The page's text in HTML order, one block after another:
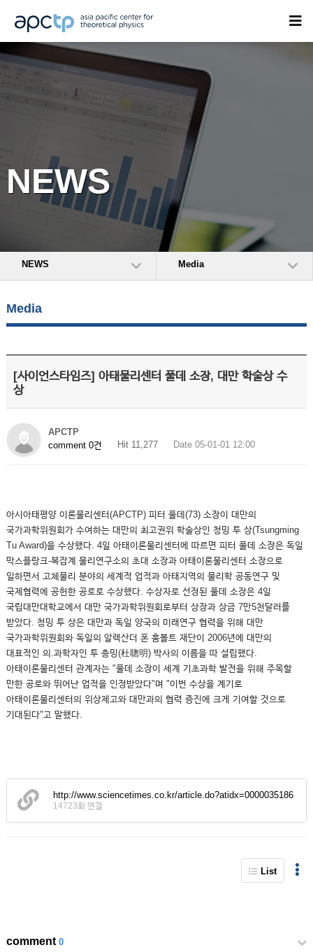
NEWS
NEWS Media
Media
[사이언스타임즈] 아태물리센터 풀데 소장, 대만 학술상 수
상
APCTP
comment 0건
Hit 11,277 Date 05-01-01 12:00
아시아태평양 이론물리센터(APCTP) 피터 풀데(73) 소장이 대만의
국가과학위원회가 수여하는 대만의 최고권위 학술상인 청밍 투 상(Tsungming
Tu Award)을 수상했다. 4일 아태이론물리센터에 따르면 피터 풀데 소장은 독일
막스플랑크-복잡계 물리연구소의 초대 소장과 아태이론물리센터 소장으로
일하면서 고체물리 분야의 세계적 업적과 아태지역의 물리학 공동연구 및
국제협력에 공헌한 공로로 수상했다. 수상자로 선정된 풀데 소장은 4일
국립대만대학교에서 대만 국가과학위원회로부터 상장과 상금 7만5천달러를
받았다. 청밍 투 상은 대만과 독일 양국의 미래연구 협력을 위해 대만
국가과학위원회와 독일의 알렉산더 폰 훔볼트 재단이 2006년에 대만의
대표적인 의.과학자인 투 총밍(杜聰明) 박사의 이름을 따 설립했다.
아태이론물리센터 관계자는 "풀데 소장이 세계 기초과학 발전을 위해 주목할
만한 공로와 뛰어난 업적을 인정받았다"며 "이번 수상을 계기로
아태이론물리센터의 위상제고와 대만과의 협력 증진에 크게 기여할 것으로
기대된다"고 말했다.
http://www.sciencetimes.co.kr/article.do?atidx=0000035186
14723회 연결
List
comment0